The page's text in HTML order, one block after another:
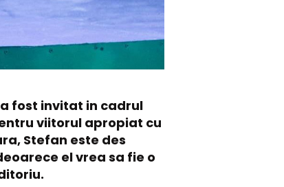
fost invitat in cadrul
viitorul apropiat cu
Stefan este des
el vrea sa fie o